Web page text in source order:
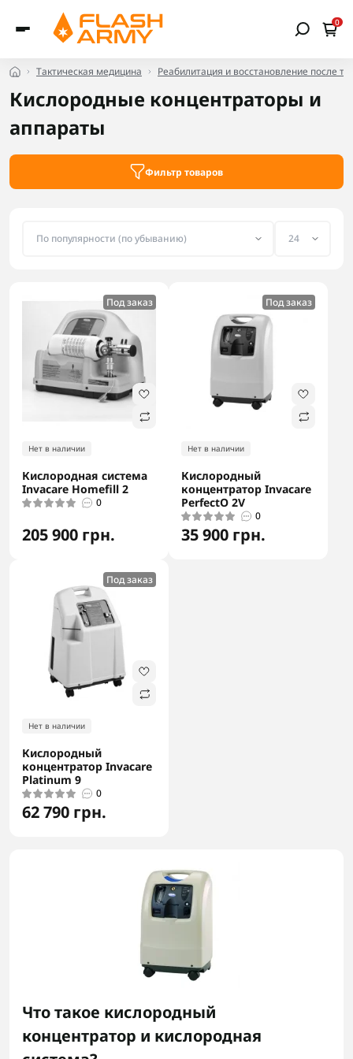
0
Тактическая медицина Реабилитация и восстановление после
Кислородные концентраторы и
аппараты
Фильтр товаров
Под заказ
Нет в наличии
Кислородная система
Invacare Homefill 2
0
205 900 грн.
Под заказ
Нет в наличии
Кислородный
концентратор Invacare
PerfectO 2V
0
35 900 грн.
Под заказ
Нет в наличии
Кислородный
концентратор Invacare
Platinum 9
0
62 790 грн.
Что такое кислородный
концентратор и кислородная